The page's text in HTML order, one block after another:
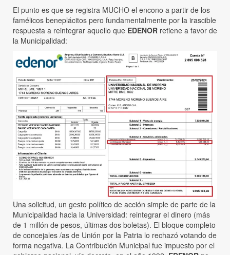
El punto es que se registra MUCHO el encono a partir de los
famélicos beneplácitos pero fundamentalmente por la irascible
respuesta a reintegrar aquello que EDENOR retiene a favor de
la Municipalidad:
Una solicitud, un gesto político de acción simple de parte de la
Municipalidad hacia la Universidad: reintegrar el dinero (más
de 1 millón de pesos, últimas dos boletas). El bloque completo
de concejales /as de Unión por la Patria lo rechazó votando de
forma negativa. La Contribución Municipal fue impuesto por el